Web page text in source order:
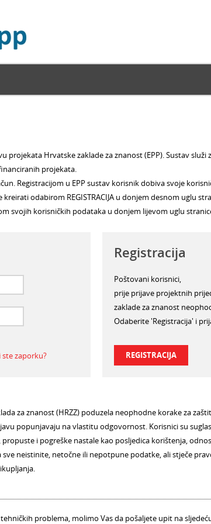
projekata Hrvatske zaklade za znanost (EPP). Sustav
projekata.
Registracijom u EPP sustav korisnik dobiva svoje
odabirom REGISTRACIJA u donjem desnom uglu
svojih korisničkih podataka u donjem lijevom uglu
zaporku?
Registracija
Poštovani korisnici,
prije prijave projektnih
zaklade za znanost
Odaberite 'Registracija' i
REGISTRACIJA
za znanost (HRZZ) poduzela neophodne korake za
popunjavaju na vlastitu odgovornost. Korisnici su
i pogreške nastale kao posljedica korištenja,
sve neistinite, netočne ili nepotpune podatke, ali stječe
problema, molimo Vas da pošaljete upit na